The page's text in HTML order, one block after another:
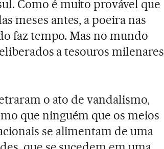
Como é muito provável que
meses antes, a poeira nas
faz tempo. Mas no mundo
a tesouros milenares
o ato de vandalismo,
que ninguém que os meios
se alimentam de uma